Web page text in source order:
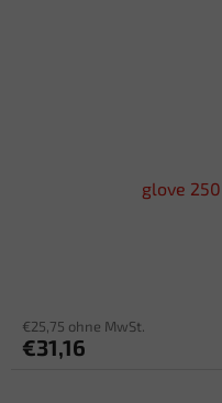
glove 250
€25,75 ohne MwSt.
€31,16